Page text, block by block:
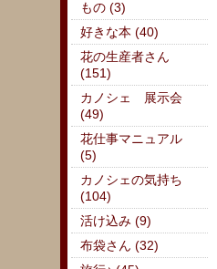
もの (3)
好きな本 (40)
花の生産者さん
(151)
カノシェ 展示会
(49)
花仕事マニュアル
(5)
カノシェの気持ち
(104)
活け込み (9)
布袋さん (32)